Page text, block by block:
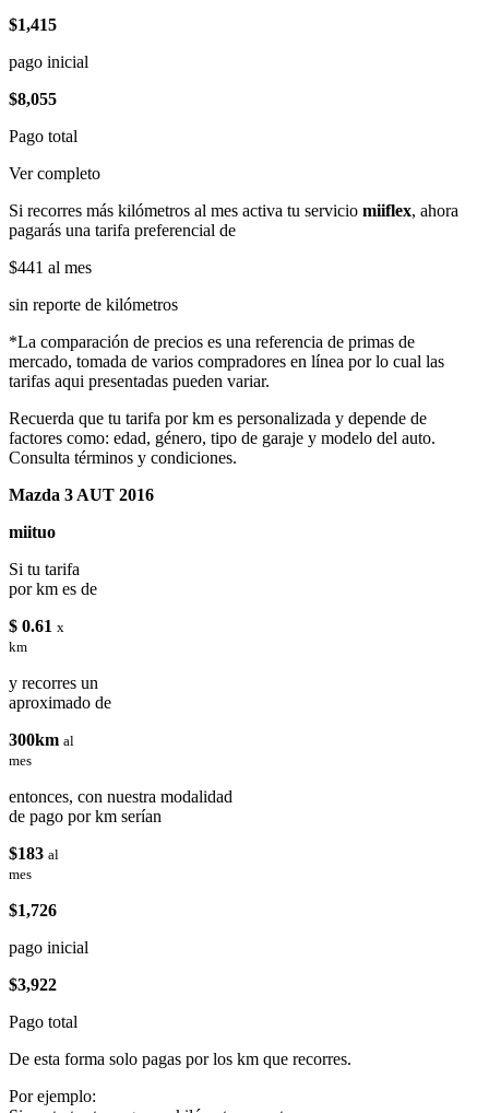
$1,415
pago inicial
$8,055
Pago total
Ver completo
Si recorres más kilómetros al mes activa tu servicio miiflex, ahora
pagarás una tarifa preferencial de
$441 al mes
sin reporte de kilómetros
*La comparación de precios es una referencia de primas de
mercado, tomada de varios compradores en línea por lo cual las
tarifas aqui presentadas pueden variar.
Recuerda que tu tarifa por km es personalizada y depende de
factores como: edad, género, tipo de garaje y modelo del auto.
Consulta términos y condiciones.
Mazda 3 AUT 2016
miituo
Si tu tarifa
por km es de
$ 0.61 x
km
y recorres un
aproximado de
300km al
mes
entonces, con nuestra modalidad
de pago por km serían
$183 al
mes
$1,726
pago inicial
$3,922
Pago total
De esta forma solo pagas por los km que recorres.
Por ejemplo: